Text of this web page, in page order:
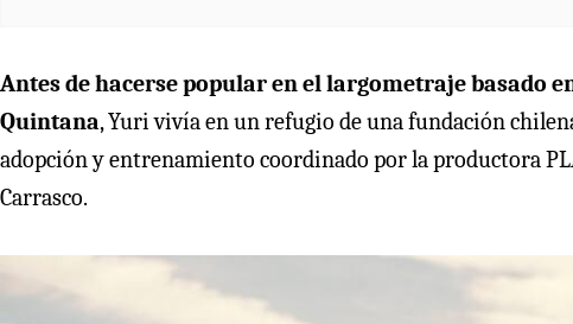
Antes de hacerse popular en el largometraje basado
Quintana, Yuri vivía en un refugio de una fundación
adopción y entrenamiento coordinado por la productora
Carrasco.